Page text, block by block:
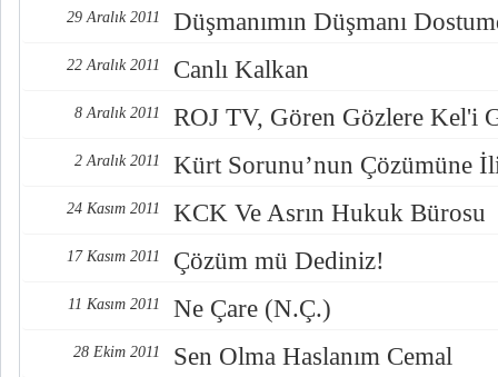
29 Aralık 2011 Düşmanımın Düşmanı
22 Aralık 2011 Canlı Kalkan
8 Aralık 2011 ROJ TV, Gören Gözlere Kel'i
2 Aralık 2011 Kürt Sorunu’nun Çözümüne
24 Kasım 2011 KCK Ve Asrın Hukuk Bürosu
17 Kasım 2011 Çözüm mü Dediniz!
11 Kasım 2011 Ne Çare (N.Ç.)
28 Ekim 2011 Sen Olma Haslanım Cemal